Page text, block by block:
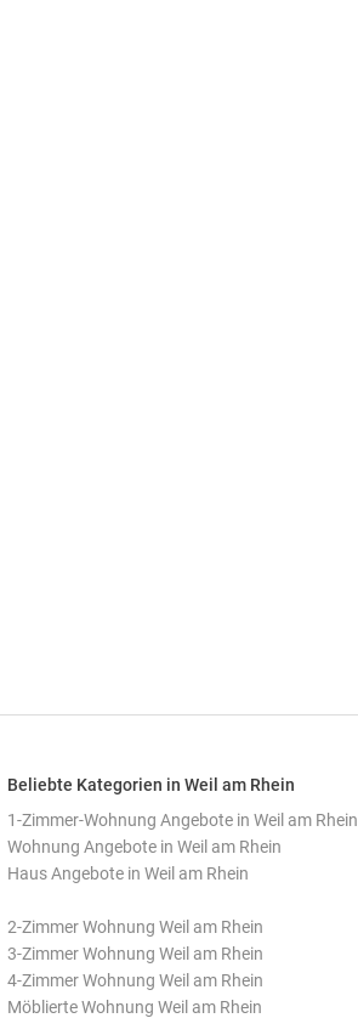
Beliebte Kategorien in Weil am Rhein
1-Zimmer-Wohnung Angebote in Weil am Rhein
Wohnung Angebote in Weil am Rhein
Haus Angebote in Weil am Rhein
2-Zimmer Wohnung Weil am Rhein
3-Zimmer Wohnung Weil am Rhein
4-Zimmer Wohnung Weil am Rhein
Möblierte Wohnung Weil am Rhein